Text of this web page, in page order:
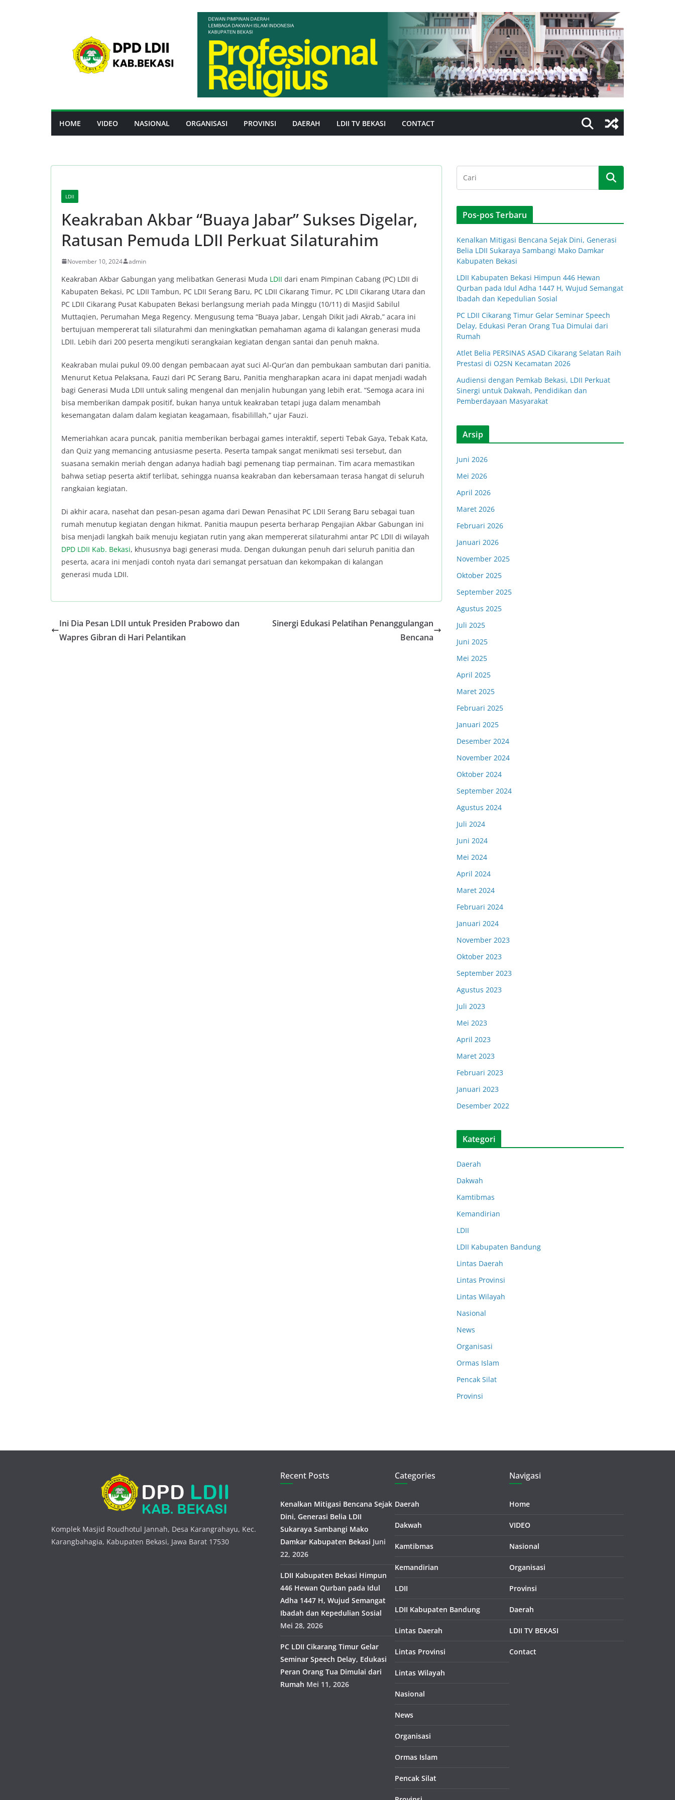
HOME VIDEO NASIONAL ORGANISASI PROVINSI DAERAH LDII TV BEKASI CONTACT
LDII
Keakraban Akbar “Buaya Jabar” Sukses Digelar,
Ratusan Pemuda LDII Perkuat Silaturahim
November 10, 2024 admin
Keakraban Akbar Gabungan yang melibatkan Generasi Muda LDII dari enam Pimpinan Cabang (PC) LDII di
Kabupaten Bekasi, PC LDII Tambun, PC LDII Serang Baru, PC LDII Cikarang Timur, PC LDII Cikarang Utara dan
PC LDII Cikarang Pusat Kabupaten Bekasi berlangsung meriah pada Minggu (10/11) di Masjid Sabilul
Muttaqien, Perumahan Mega Regency. Mengusung tema “Buaya Jabar, Lengah Dikit jadi Akrab,” acara ini
bertujuan mempererat tali silaturahmi dan meningkatkan pemahaman agama di kalangan generasi muda
LDII. Lebih dari 200 peserta mengikuti serangkaian kegiatan dengan santai dan penuh makna.
Keakraban mulai pukul 09.00 dengan pembacaan ayat suci Al-Qur’an dan pembukaan sambutan dari panitia.
Menurut Ketua Pelaksana, Fauzi dari PC Serang Baru, Panitia mengharapkan acara ini dapat menjadi wadah
bagi Generasi Muda LDII untuk saling mengenal dan menjalin hubungan yang lebih erat. “Semoga acara ini
bisa memberikan dampak positif, bukan hanya untuk keakraban tetapi juga dalam menambah
kesemangatan dalam dalam kegiatan keagamaan, fisabilillah,” ujar Fauzi.
Memeriahkan acara puncak, panitia memberikan berbagai games interaktif, seperti Tebak Gaya, Tebak Kata,
dan Quiz yang memancing antusiasme peserta. Peserta tampak sangat menikmati sesi tersebut, dan
suasana semakin meriah dengan adanya hadiah bagi pemenang tiap permainan. Tim acara memastikan
bahwa setiap peserta aktif terlibat, sehingga nuansa keakraban dan kebersamaan terasa hangat di seluruh
rangkaian kegiatan.
Di akhir acara, nasehat dan pesan-pesan agama dari Dewan Penasihat PC LDII Serang Baru sebagai tuan
rumah menutup kegiatan dengan hikmat. Panitia maupun peserta berharap Pengajian Akbar Gabungan ini
bisa menjadi langkah baik menuju kegiatan rutin yang akan mempererat silaturahmi antar PC LDII di wilayah
DPD LDII Kab. Bekasi, khususnya bagi generasi muda. Dengan dukungan penuh dari seluruh panitia dan
peserta, acara ini menjadi contoh nyata dari semangat persatuan dan kekompakan di kalangan
generasi muda LDII.
Ini Dia Pesan LDII untuk Presiden Prabowo dan
Wapres Gibran di Hari Pelantikan
Sinergi Edukasi Pelatihan Penanggulangan
Bencana
Pos-pos Terbaru
Kenalkan Mitigasi Bencana Sejak Dini, Generasi
Belia LDII Sukaraya Sambangi Mako Damkar
Kabupaten Bekasi
LDII Kabupaten Bekasi Himpun 446 Hewan
Qurban pada Idul Adha 1447 H, Wujud Semangat
Ibadah dan Kepedulian Sosial
PC LDII Cikarang Timur Gelar Seminar Speech
Delay, Edukasi Peran Orang Tua Dimulai dari
Rumah
Atlet Belia PERSINAS ASAD Cikarang Selatan Raih
Prestasi di O2SN Kecamatan 2026
Audiensi dengan Pemkab Bekasi, LDII Perkuat
Sinergi untuk Dakwah, Pendidikan dan
Pemberdayaan Masyarakat
Arsip
Juni 2026
Mei 2026
April 2026
Maret 2026
Februari 2026
Januari 2026
November 2025
Oktober 2025
September 2025
Agustus 2025
Juli 2025
Juni 2025
Mei 2025
April 2025
Maret 2025
Februari 2025
Januari 2025
Desember 2024
November 2024
Oktober 2024
September 2024
Agustus 2024
Juli 2024
Juni 2024
Mei 2024
April 2024
Maret 2024
Februari 2024
Januari 2024
November 2023
Oktober 2023
September 2023
Agustus 2023
Juli 2023
Mei 2023
April 2023
Maret 2023
Februari 2023
Januari 2023
Desember 2022
Kategori
Daerah
Dakwah
Kamtibmas
Kemandirian
LDII
LDII Kabupaten Bandung
Lintas Daerah
Lintas Provinsi
Lintas Wilayah
Nasional
News
Organisasi
Ormas Islam
Pencak Silat
Provinsi
Komplek Masjid Roudhotul Jannah, Desa Karangrahayu, Kec.
Karangbahagia, Kabupaten Bekasi, Jawa Barat 17530
Recent Posts
Kenalkan Mitigasi Bencana Sejak
Dini, Generasi Belia LDII
Sukaraya Sambangi Mako
Damkar Kabupaten Bekasi Juni
22, 2026
LDII Kabupaten Bekasi Himpun
446 Hewan Qurban pada Idul
Adha 1447 H, Wujud Semangat
Ibadah dan Kepedulian Sosial
Mei 28, 2026
PC LDII Cikarang Timur Gelar
Seminar Speech Delay, Edukasi
Peran Orang Tua Dimulai dari
Rumah Mei 11, 2026
Categories
Daerah
Dakwah
Kamtibmas
Kemandirian
LDII
LDII Kabupaten Bandung
Lintas Daerah
Lintas Provinsi
Lintas Wilayah
Nasional
News
Organisasi
Ormas Islam
Pencak Silat
Navigasi
Home
VIDEO
Nasional
Organisasi
Provinsi
Daerah
LDII TV BEKASI
Contact